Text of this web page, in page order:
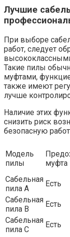
Лучшие
При выборе
работ, следует
Такие пилы
муфтами,
также имеют
лучше
Наличие этих
снизить риск
безопасную
Модель
пилы
муфта
Сабельная
пила A
Есть
Сабельная
пила B
Есть
Сабельная
пила C
Есть